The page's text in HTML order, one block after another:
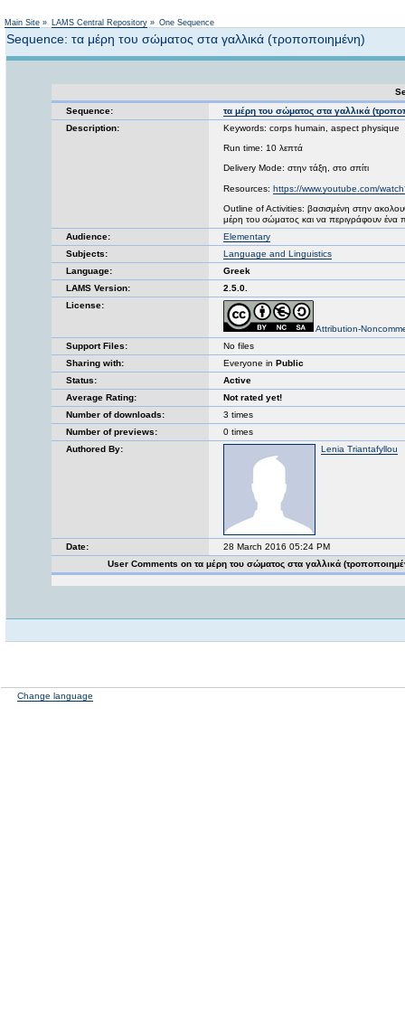
Main Site » LAMS Central Repository » One Sequence
Sequence: τα μέρη του σώματος στα γαλλικά (τροποποιημένη)
Sequence:
τα μέρη του σώματος στα γαλλικά
Description:
Keywords: corps humain, aspect physique
Run time: 10 λεπτά
Delivery Mode: στην τάξη, στο σπίτι
Resources: https://www.youtube.com/
Outline of Activities: βασισμένη στην
μέρη του σώματος και να περιγράφουν
Audience:
Elementary
Subjects:
Language and Linguistics
Language:
Greek
LAMS Version:
2.5.0.
License:
Attribution-
Support Files:
No files
Sharing with:
Everyone in Public
Status:
Active
Average Rating:
Not rated yet!
Number of downloads:
3 times
Number of previews:
0 times
Authored By:
Lenia Triantafyllou
Date:
28 March 2016 05:24 PM
User Comments on τα μέρη του σώματος στα γαλλικά
Change language